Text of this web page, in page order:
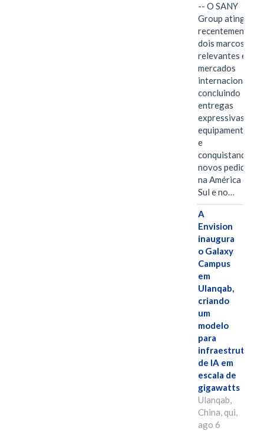
-- O SANY
Group atingiu
recentemente
dois marcos
relevantes em
mercados
internacionais,
concluindo
entregas
expressivas de
equipamentos
e
conquistando
novos pedidos
na América do
Sul e no…
A
Envision
inaugura
o Galaxy
Campus
em
Ulanqab,
criando
um
modelo
para
infraestrutura
de IA em
escala de
gigawatts
Ulanqab,
China, qui,
ago 6